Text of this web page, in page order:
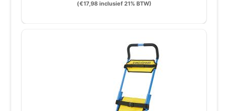
(€17,98inclusief 21% BTW)